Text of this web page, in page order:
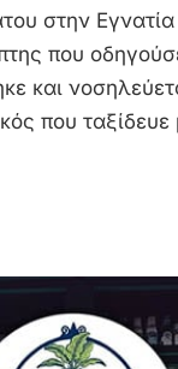
στην
που
και
που ταξίδευε